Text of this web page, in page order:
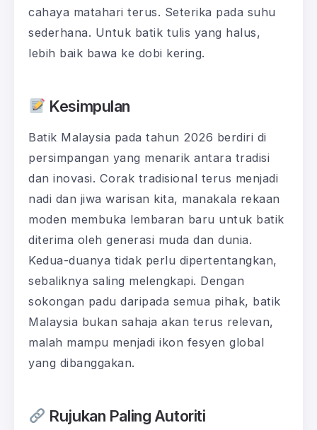
cahaya matahari terus. Seterika pada suhu
sederhana. Untuk batik tulis yang halus,
lebih baik bawa ke dobi kering.
Kesimpulan
Batik Malaysia pada tahun 2026 berdiri di
persimpangan yang menarik antara tradisi
dan inovasi. Corak tradisional terus menjadi
nadi dan jiwa warisan kita, manakala rekaan
moden membuka lembaran baru untuk batik
diterima oleh generasi muda dan dunia.
Kedua-duanya tidak perlu dipertentangkan,
sebaliknya saling melengkapi. Dengan
sokongan padu daripada semua pihak, batik
Malaysia bukan sahaja akan terus relevan,
malah mampu menjadi ikon fesyen global
yang dibanggakan.
Rujukan Paling Autoriti